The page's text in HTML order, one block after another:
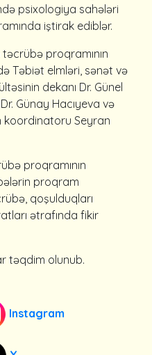
psixologiya sahələri
iştirak ediblər.
proqramının
Təbiət elmləri, sənət və
dekanı Dr. Günel
Günay Hacıyeva və
koordinatoru Seyran
proqramının
proqram
qoşulduqları
ətrafında fikir
təqdim olunub.
Instagram